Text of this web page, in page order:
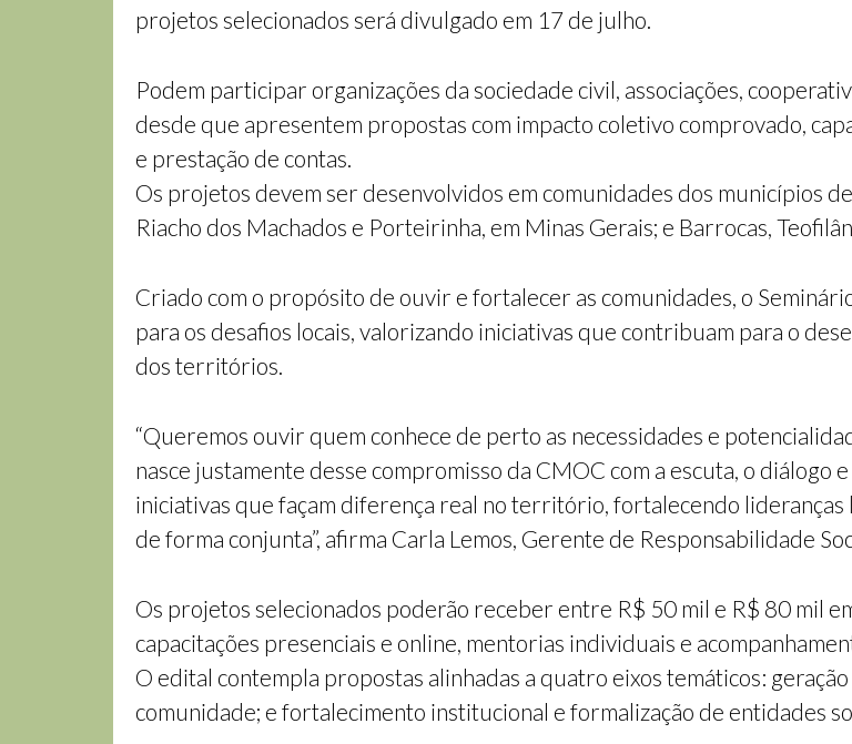
projetos selecionados será divulgado em 17 de julho.
Podem participar organizações da sociedade civil, associações,
desde que apresentem propostas com impacto coletivo comprovado,
e prestação de contas.
Os projetos devem ser desenvolvidos em comunidades dos municípios
Riacho dos Machados e Porteirinha, em Minas Gerais; e Barrocas,
Criado com o propósito de ouvir e fortalecer as comunidades, o
para os desafios locais, valorizando iniciativas que contribuam para o
dos territórios.
“Queremos ouvir quem conhece de perto as necessidades e
nasce justamente desse compromisso da CMOC com a escuta, o diálogo
iniciativas que façam diferença real no território, fortalecendo
de forma conjunta”, afirma Carla Lemos, Gerente de Responsabilidade
Os projetos selecionados poderão receber entre R$ 50 mil e R$ 80 mil
capacitações presenciais e online, mentorias individuais e
O edital contempla propostas alinhadas a quatro eixos temáticos:
comunidade; e fortalecimento institucional e formalização de entidades